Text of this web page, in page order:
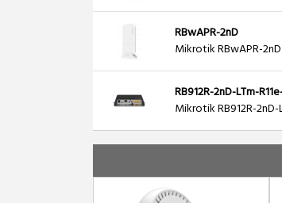
RBwAPR-2nD
Mikrotik RBwAPR-
RB912R-2nD-LTm-
Mikrotik RB912R-2nD-